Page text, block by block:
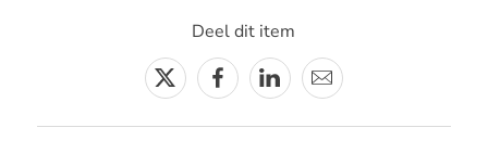
Deel dit item
TwitterFacebookLinkedin
E-